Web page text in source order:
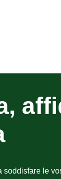
soddisfare le